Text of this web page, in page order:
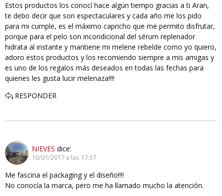
Estos productos los conocí hace algún tiempo gracias a ti Aran,
te debo decir que son espectaculares y cada año me los pido
para mi cumple, es el máximo capricho que me permito disfrutar,
porque para el pelo son incondicional del sérum replenador
hidrata al instante y mantiene mi melene rebelde como yo quiero,
adoro estos productos y los recomiendo siempre a mis amigas y
es uno de los regalos más deseados en todas las fechas para
quienes les gusta lucir melenaza!!!!
RESPONDER
NIEVES dice:
10/01/2017 a las 17:37
Me fascina el packaging y el diseño!!!!
No conocía la marca, pero me ha llamado mucho la atención.